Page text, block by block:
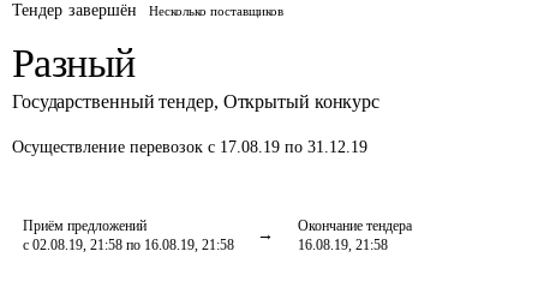
Тендер завершён Несколько поставщиков
Разный
Государственный тендер, Открытый конкурс
Осуществление перевозок с 17.08.19 по 31.12.19
Приём предложений
с 02.08.19, 21:58 по 16.08.19, 21:58
Окончание тендера
16.08.19, 21:58